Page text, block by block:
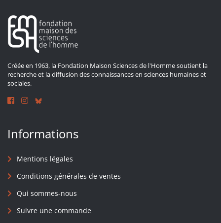
Créée en 1963, la Fondation Maison Sciences de l'Homme soutient la
recherche et la diffusion des connaissances en sciences humaines et
sociales.
Informations
Mentions légales
Conditions générales de ventes
Qui sommes-nous
Suivre une commande